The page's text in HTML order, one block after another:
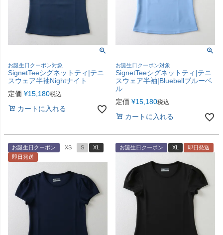
お誕生日クーポン対象
SignetTeeシグネットティ|テニ
スウェア半袖Nightナイト
定価 ¥15,180税込
カートに入れる
お誕生日クーポン対象
SignetTeeシグネットティ|テニ
スウェア半袖|Bluebellブルーベ
ル
定価 ¥15,180税込
カートに入れる
お誕生日クーポン XS S
XL
即日発送
お誕生日クーポン XL 即日発送